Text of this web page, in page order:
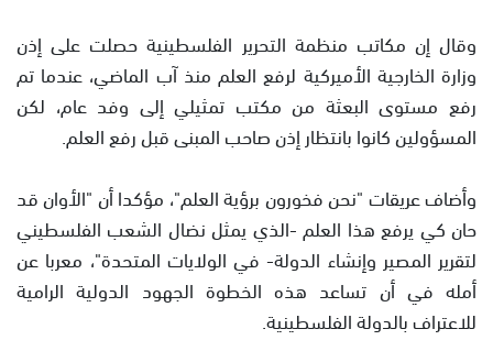
وقال إن مكاتب منظمة التحرير الفلسطينية حصلت على إذن
وزارة الخارجية الأميركية لرفع العلم منذ آب الماضي، عندما تم
رفع مستوى البعثة من مكتب تمثيلي إلى وفد عام، لكن
المسؤولين كانوا بانتظار إذن صاحب المبنى قبل رفع العلم.
وأضاف عريقات "نحن فخورون برؤية العلم"، مؤكدا أن "الأوان قد
حان كي يرفع هذا العلم -الذي يمثل نضال الشعب الفلسطيني
لتقرير المصير وإنشاء الدولة- في الولايات المتحدة"، معربا عن
أمله في أن تساعد هذه الخطوة الجهود الدولية الرامية
للاعتراف بالدولة الفلسطينية.